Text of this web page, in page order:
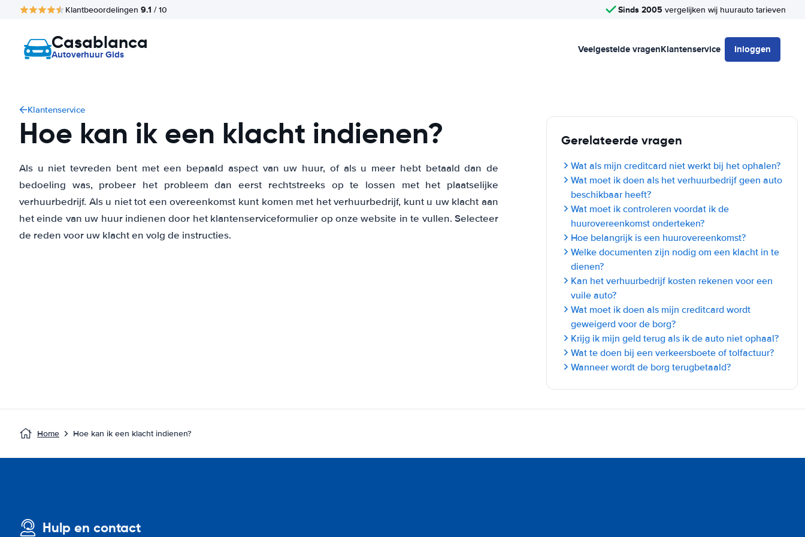
Klantbeoordelingen 9.1 / 10 Sinds 2005 vergelijken wij huurauto tarieven
Casablanca
Autoverhuur Gids Veelgestelde vragenKlantenservice Inloggen
Klantenservice
Hoe kan ik een klacht indienen?
Als u niet tevreden bent met een bepaald aspect van uw huur, of als u meer hebt betaald dan de
bedoeling was, probeer het probleem dan eerst rechtstreeks op te lossen met het plaatselijke
verhuurbedrijf. Als u niet tot een overeenkomst kunt komen met het verhuurbedrijf, kunt u uw klacht aan
het einde van uw huur indienen door het klantenserviceformulier op onze website in te vullen. Selecteer
de reden voor uw klacht en volg de instructies.
Gerelateerde vragen
Wat als mijn creditcard niet werkt bij het ophalen?
Wat moet ik doen als het verhuurbedrijf geen auto
beschikbaar heeft?
Wat moet ik controleren voordat ik de
huurovereenkomst onderteken?
Hoe belangrijk is een huurovereenkomst?
Welke documenten zijn nodig om een klacht in te
dienen?
Kan het verhuurbedrijf kosten rekenen voor een
vuile auto?
Wat moet ik doen als mijn creditcard wordt
geweigerd voor de borg?
Krijg ik mijn geld terug als ik de auto niet ophaal?
Wat te doen bij een verkeersboete of tolfactuur?
Wanneer wordt de borg terugbetaald?
Home Hoe kan ik een klacht indienen?
Hulp en contact